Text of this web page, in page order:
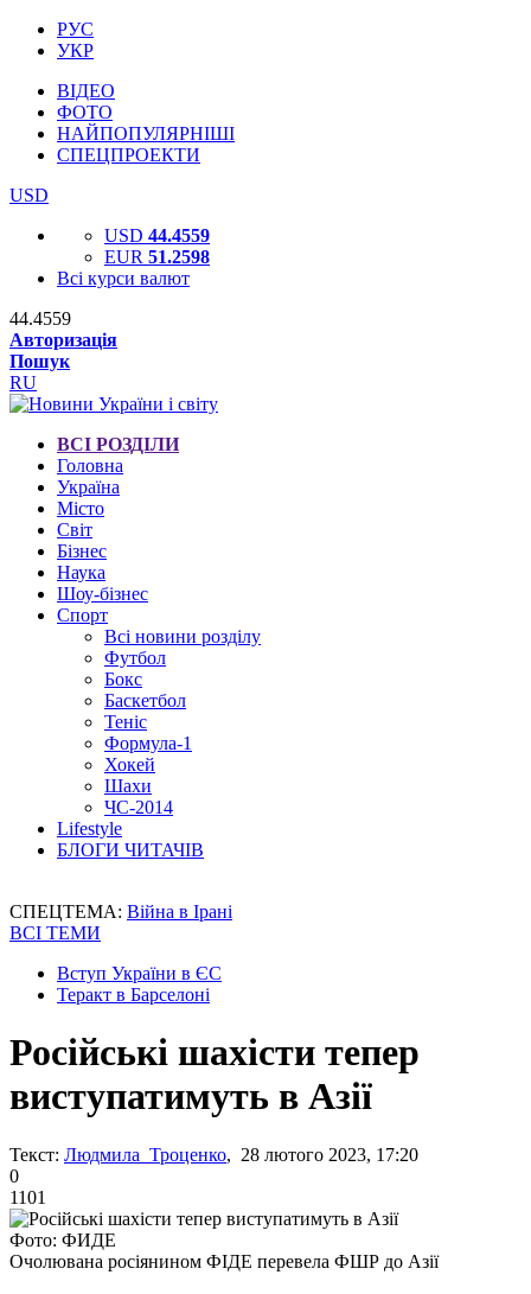
РУС
УКР
ВІДЕО
ФОТО
НАЙПОПУЛЯРНІШІ
СПЕЦПРОЕКТИ
USD
USD 44.4559
EUR 51.2598
Всі курси валют
44.4559
Авторизація
Пошук
RU
ВСІ РОЗДІЛИ
Головна
Україна
Місто
Світ
Бізнес
Наука
Шоу-бізнес
Спорт
Всі новини розділу
Футбол
Бокс
Баскетбол
Теніс
Формула-1
Хокей
Шахи
ЧС-2014
Lifestyle
БЛОГИ ЧИТАЧІВ
СПЕЦТЕМА: Війна в Ірані
ВСІ ТЕМИ
Вступ України в ЄС
Теракт в Барселоні
Російські шахісти тепер
виступатимуть в Азії
Текст: Людмила Троценко, 28 лютого 2023, 17:20
0
1101
Фото: ФИДЕ
Очолювана росіянином ФІДЕ перевела ФШР до Азії